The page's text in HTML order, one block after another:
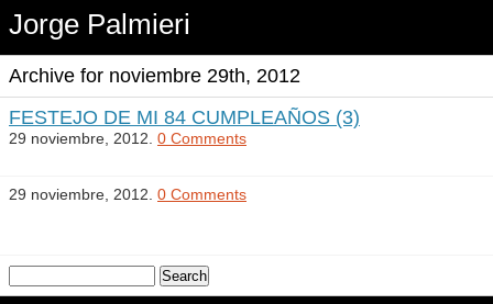
Jorge Palmieri
Archive for noviembre 29th, 2012
FESTEJO DE MI 84 CUMPLEAÑOS (3)
29 noviembre, 2012. 0 Comments
29 noviembre, 2012. 0 Comments